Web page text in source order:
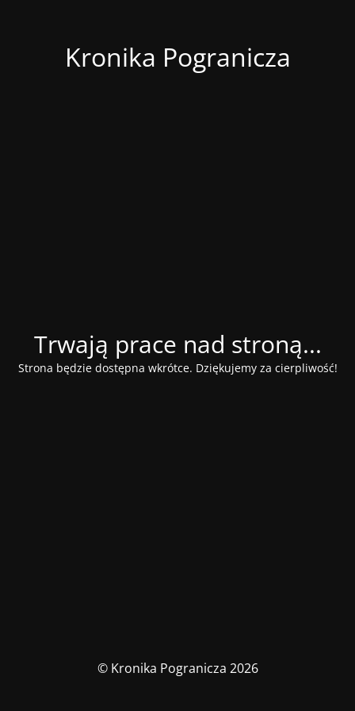
Kronika Pogranicza
Trwają prace nad stroną...
Strona będzie dostępna wkrótce. Dziękujemy za cierpliwość!
© Kronika Pogranicza 2026